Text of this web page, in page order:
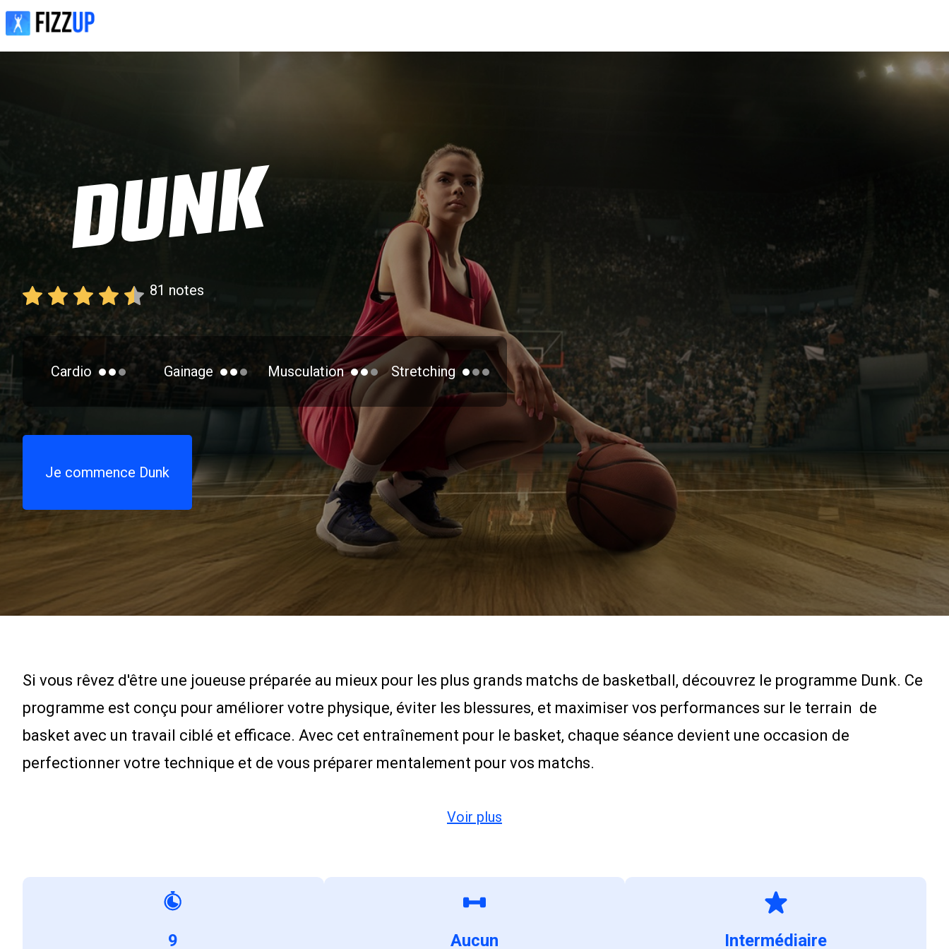
81 notes
Cardio Gainage Musculation Stretching
Je commence Dunk
Si vous rêvez d'être une joueuse préparée au mieux pour les plus grands matchs de basketball, découvrez le programme Dunk. Ce
programme est conçu pour améliorer votre physique, éviter les blessures, et maximiser vos performances sur le terrain de
basket avec un travail ciblé et efficace. Avec cet entraînement pour le basket, chaque séance devient une occasion de
perfectionner votre technique et de vous préparer mentalement pour vos matchs.
Voir plus
9 Aucun Intermédiaire